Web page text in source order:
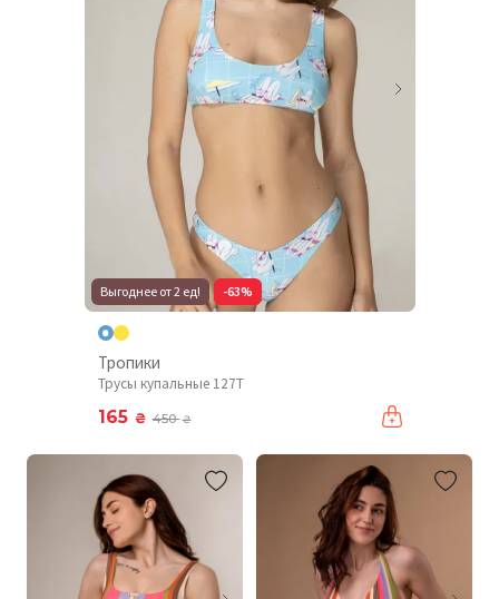
Выгоднее от 2 ед! -63%
Тропики
Трусы купальные 127T
165 ₴ 450₴